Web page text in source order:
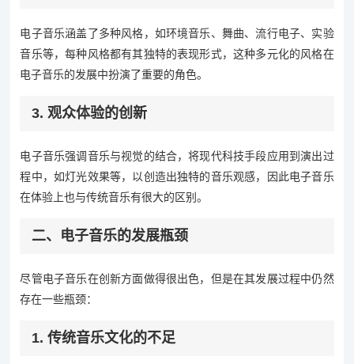
电子音乐涵盖了多种风格，如环境音乐、舞曲、流行电子、实验
音乐等，每种风格都有其独特的表现形式，这种多元化的风格在
电子音乐的发展中扮演了重要的角色。
3. 观众体验的创新
电子音乐强调音乐与视觉的结合，将现代科技手段应用到演出过
程中，如灯光效果等，以创造出独特的音乐观感，因此电子音乐
在体验上也与传统音乐有很大的区别。
二、电子音乐的发展瓶颈
尽管电子音乐在创新方面做得很出色，但是在其发展过程中仍然
存在一些瓶颈：
1. 传统音乐文化的不足